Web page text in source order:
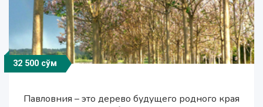
16 000 сўм
Павловния в Ташкенте (Адамово дерево).
32 500 сўм
Павловния – это дерево будущего родного края
16 000 сўм
Павловния в Ташкенте (Адамово дерево).
32 500 сўм
Павловния – это дерево будущего родного края